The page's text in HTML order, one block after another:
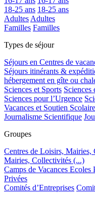
18-25 ans 18-25 ans
AdultesAdultes
Familles Familles
Types de séjour
Séjours en Centres de
Séjours itinérants &
hébergement en gîte ou
Sciences et Sports Sciences
Sciences pour l’Urgence
Vacances et Soutien Scolaire
Journalisme Scientifique
Groupes
Centres de Loisirs, Mairies,
Mairies, Collectivités (...)
Camps de Vacances Ecoles
Privées
Comités d’Entreprises